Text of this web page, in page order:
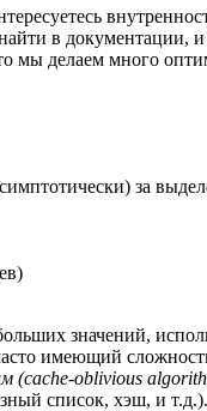
в документации, и
мы делаем много
за
значений,
имеющий
(cache-oblivious
список, хэш, и т.д.).